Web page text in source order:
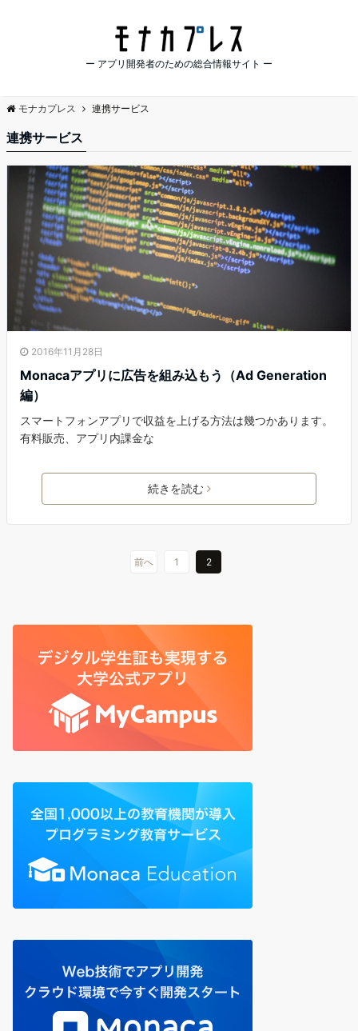
ー アプリ開発者のための総合情報サイト ー
モナカプレス 連携サービス
連携サービス
2016年11月28日
Monacaアプリに広告を組み込もう（Ad Generation
編）
スマートフォンアプリで収益を上げる方法は幾つかあります。
有料販売、アプリ内課金な
続きを読む
前へ 1 2